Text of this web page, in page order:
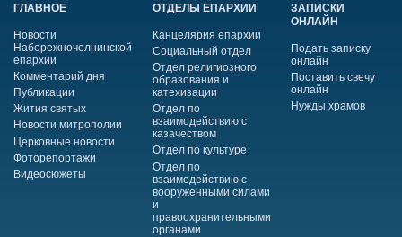
ГЛАВНОЕ
Новости
Набережночелнинской
епархии
Комментарий дня
Публикации
Жития святых
Новости митрополии
Церковные новости
Фоторепортажи
Видеосюжеты
ОТДЕЛЫ ЕПАРХИИ
Канцелярия епархии
Социальный отдел
Отдел религиозного
образования и
катехизации
Отдел по
взаимодействию с
казачеством
Отдел по культуре
Отдел по
взаимодействию с
вооруженными силами
и
правоохранительными
органами
ЗАПИСКИ
ОНЛАЙН
Подать записку
онлайн
Поставить свечу
онлайн
Нужды храмов